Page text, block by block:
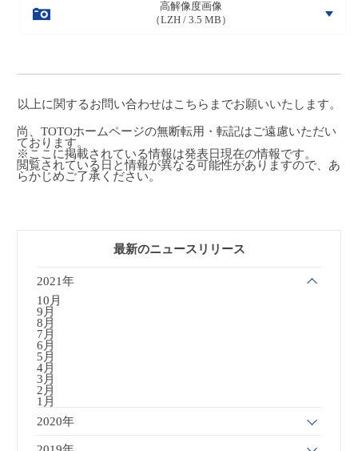
高解像度画像
（LZH / 3.5 MB）
以上に関するお問い合わせはこちら までお願いいたします。
尚、TOTOホームページの無断転用・転記はご遠慮いただい
ております。
※ここに掲載されている情報は発表日現在の情報です。
閲覧されている日と情報が異なる可能性がありますので、あ
らかじめご了承ください。
最新のニュースリリース
2021年
10月
9月
8月
7月
6月
5月
4月
3月
2月
1月
2020年